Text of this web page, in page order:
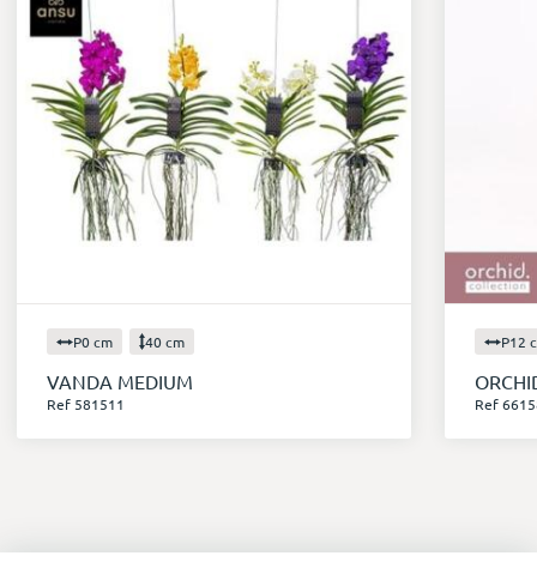
P0 cm 40 cm
VANDA MEDIUM
Ref 581511
P12
Ref